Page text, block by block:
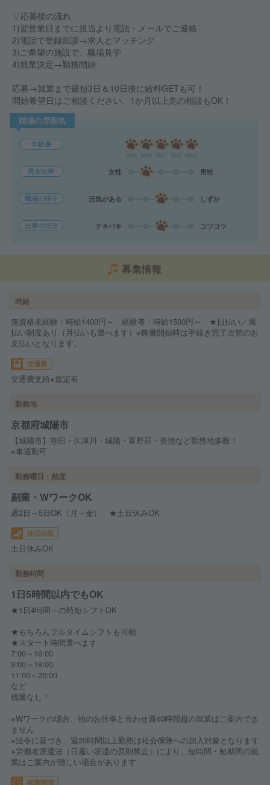
▽応募後の流れ
1)翌営業日までに担当より電話・メールでご連絡
2)電話で登録面談→求人とマッチング
3)ご希望の施設で、職場見学
4)就業決定→勤務開始
応募→就業まで最短3日＆10日後に給料GETも可！
開始希望日はご相談ください。1か月以上先の相談もOK！
職場の雰囲気
年齢層
男女比率 女性 男性
職場の様子 活気がある しずか
仕事の仕方 テキパキ コツコツ
募集情報
時給
無資格未経験：時給1400円～ 経験者：時給1500円～ ★日払い／週
払い制度あり（月払いも選べます）※稼働開始時は手続き完了次第のお
支払いとなります。
交通費
交通費支給※規定有
勤務地
京都府城陽市
【城陽市】寺田・久津川・城陽・富野荘・長池など勤務地多数！
※車通勤可
勤務曜日・頻度
副業・WワークOK
週2日～5日OK（月～金） ★土日休みOK
休日休暇
土日休みOK
勤務時間
1日5時間以内でもOK
★1日4時間～の時短シフトOK
★もちろんフルタイムシフトも可能
★スタート時間選べます
7:00～16:00
9:00～18:00
11:00～20:00
など
残業なし！
※Wワークの場合、他のお仕事と合わせ週40時間超の就業はご案内でき
ません
※法令に基づき、週20時間以上勤務は社会保険への加入対象となります
※労働者派遣法（日雇い派遣の原則禁止）により、短時間・短期間の就
業はご案内が難しい場合があります
残業時間